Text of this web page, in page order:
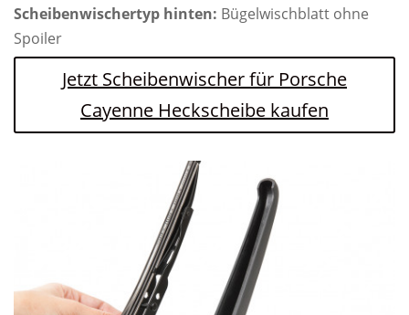
Scheibenwischertyp hinten: Bügelwischblatt ohne
Spoiler
Jetzt Scheibenwischer für Porsche
Cayenne Heckscheibe kaufen